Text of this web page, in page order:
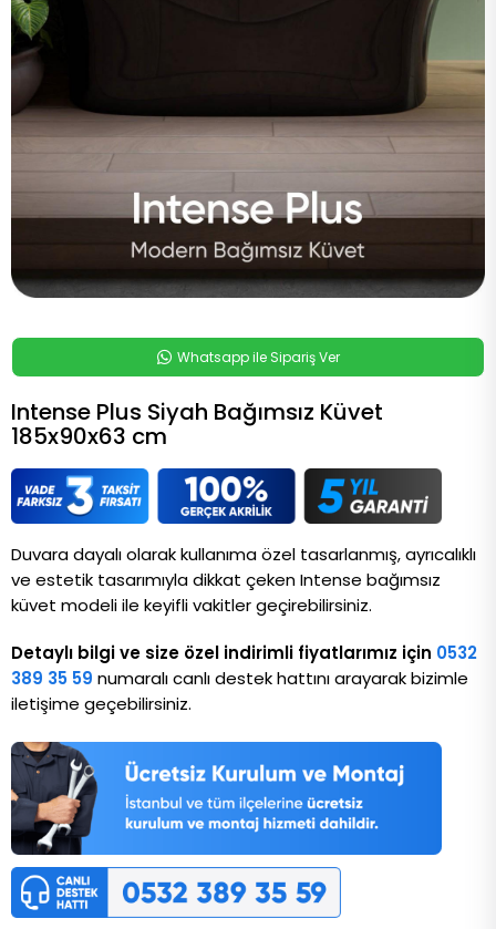
Whatsapp ile Sipariş Ver
Intense Plus Siyah Bağımsız Küvet
185x90x63 cm
Duvara dayalı olarak kullanıma özel tasarlanmış, ayrıcalıklı
ve estetik tasarımıyla dikkat çeken Intense bağımsız
küvet modeli ile keyifli vakitler geçirebilirsiniz.
Detaylı bilgi ve size özel indirimli fiyatlarımız için 0532
389 35 59 numaralı canlı destek hattını arayarak bizimle
iletişime geçebilirsiniz.